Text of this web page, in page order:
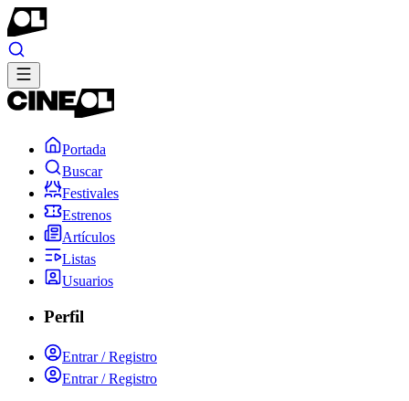
Portada
Buscar
Festivales
Estrenos
Artículos
Listas
Usuarios
Perfil
Entrar / Registro
Entrar / Registro